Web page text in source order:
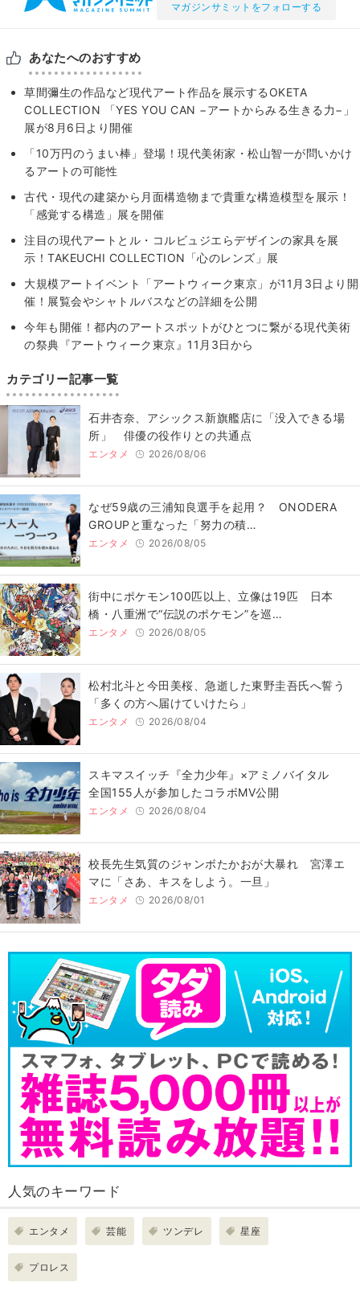
マガジンサミットをフォローする
あなたへのおすすめ
草間彌生の作品など現代アート作品を展示するOKETA
COLLECTION 「YES YOU CAN −アートからみる生きる力−」
展が8月6日より開催
「10万円のうまい棒」登場！現代美術家・松山智一が問いかけ
るアートの可能性
古代・現代の建築から月面構造物まで貴重な構造模型を展示！
「感覚する構造」展を開催
注目の現代アートとル・コルビュジエらデザインの家具を展
示！TAKEUCHI COLLECTION「心のレンズ」展
大規模アートイベント「アートウィーク東京」が11月3日より開
催！展覧会やシャトルバスなどの詳細を公開
今年も開催！都内のアートスポットがひとつに繋がる現代美術
の祭典『アートウィーク東京』11月3日から
カテゴリー記事一覧
石井杏奈、アシックス新旗艦店に「没入できる場
所」 俳優の役作りとの共通点
エンタメ 2026/08/06
なぜ59歳の三浦知良選手を起用？ ONODERA
GROUPと重なった「努力の積…
エンタメ 2026/08/05
街中にポケモン100匹以上、立像は19匹 日本
橋・八重洲で“伝説のポケモン”を巡…
エンタメ 2026/08/05
松村北斗と今田美桜、急逝した東野圭吾氏へ誓う
「多くの方へ届けていけたら」
エンタメ 2026/08/04
スキマスイッチ『全力少年』×アミノバイタル
全国155人が参加したコラボMV公開
エンタメ 2026/08/04
校長先生気質のジャンボたかおが大暴れ 宮澤エ
マに「さあ、キスをしよう。一旦」
エンタメ 2026/08/01
人気のキーワード
エンタメ 芸能 ツンデレ 星座
プロレス